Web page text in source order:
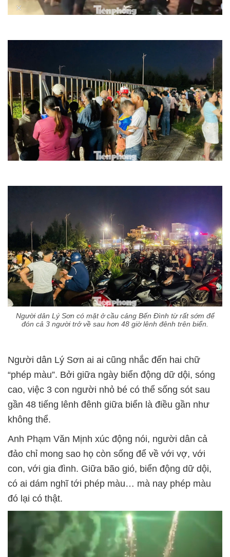
Người dân Lý Sơn có mặt ở cầu cảng Bến Đình từ rất sớm để
đón cả 3 người trở về sau hơn 48 giờ lênh đênh trên biển.
Người dân Lý Sơn ai ai cũng nhắc đến hai chữ
“phép màu”. Bởi giữa ngày biển động dữ dội, sóng
cao, việc 3 con người nhỏ bé có thể sống sót sau
gần 48 tiếng lênh đênh giữa biển là điều gần như
không thể.
Anh Phạm Văn Mịnh xúc động nói, người dân cả
đảo chỉ mong sao họ còn sống để về với vợ, với
con, với gia đình. Giữa bão gió, biển động dữ dội,
có ai dám nghĩ tới phép màu… mà nay phép màu
đó lại có thật.